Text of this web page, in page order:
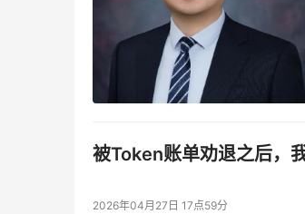
被Token账单劝退之后，
2026年04月27日 17点59分